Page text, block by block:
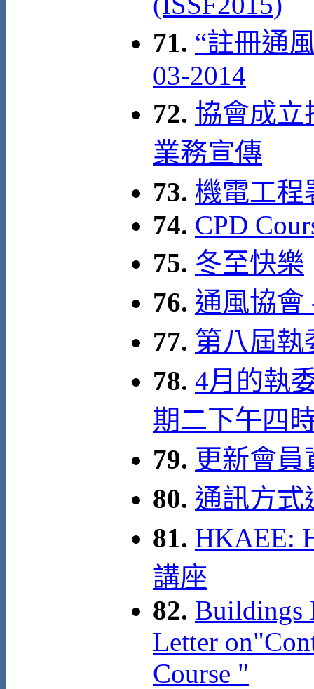
71. “註冊通
03-2014
72. 協會成立
業務宣傳
73. 機電工程
74. CPD
75. 冬至快樂
76. 通風協會
77. 第八屆執
78. 4月的執
期二下午四
79. 更新會員
80. 通訊方式
81. HKAEE:
講座
82. Buildings
Letter
Course "